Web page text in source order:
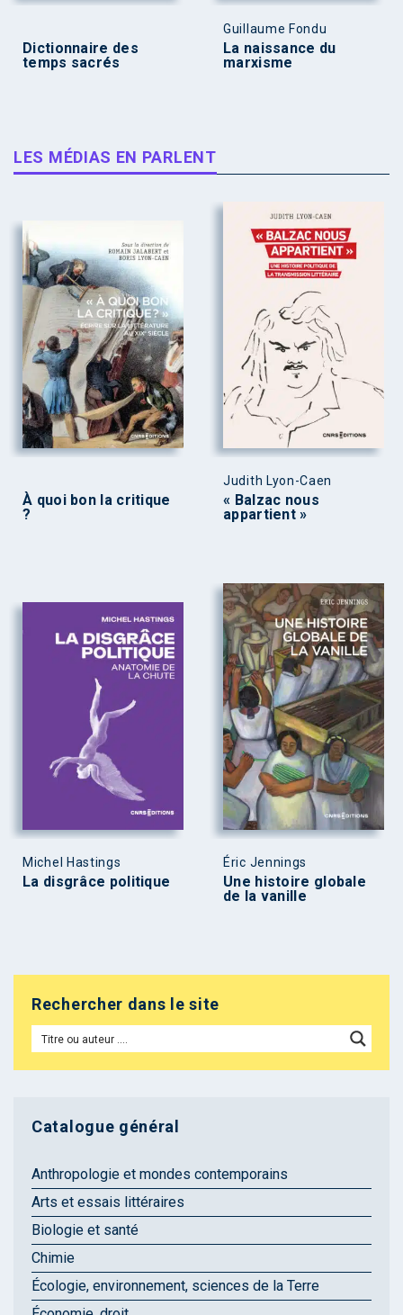
Dictionnaire des
temps sacrés
Guillaume Fondu
La naissance du
marxisme
LES MÉDIAS EN PARLENT
À quoi bon la critique
?
Judith Lyon-Caen
« Balzac nous
appartient »
Michel Hastings
La disgrâce politique
Éric Jennings
Une histoire globale
de la vanille
Rechercher dans le site
Catalogue général
Anthropologie et mondes contemporains
Arts et essais littéraires
Biologie et santé
Chimie
Écologie, environnement, sciences de la Terre